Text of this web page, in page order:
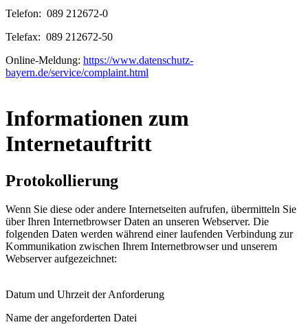
Telefon: 089 212672-0
Telefax: 089 212672-50
Online-Meldung: https://www.datenschutz-
bayern.de/service/complaint.html
Informationen zum
Internetauftritt
Protokollierung
Wenn Sie diese oder andere Internetseiten aufrufen, übermitteln Sie
über Ihren Internetbrowser Daten an unseren Webserver. Die
folgenden Daten werden während einer laufenden Verbindung zur
Kommunikation zwischen Ihrem Internetbrowser und unserem
Webserver aufgezeichnet:
Datum und Uhrzeit der Anforderung
Name der angeforderten Datei